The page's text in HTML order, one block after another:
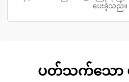
ပေးခဲ့သည်။
ပတ်သက်သော